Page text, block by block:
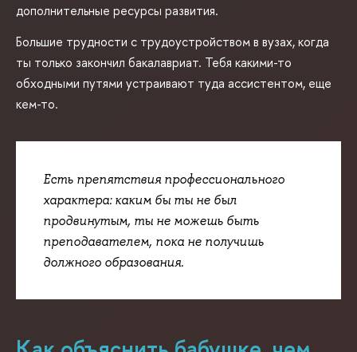
дополнительные ресурсы развития.
Большие трудности с трудоустройством в вузах, когда
ты только закончил бакалавриат. Тебя какими-то
обходными путями устраивают туда ассистентом, еще
кем-то.
Есть препятствия профессионального
характера: каким бы ты не был
продвинутым, ты не можешь быть
преподавателем, пока не получишь
должного образования.